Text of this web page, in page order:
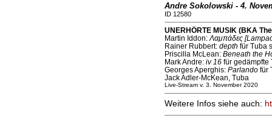
Andre Sokolowski - 4.
ID 12580
UNERHÖRTE MUSIK (BKA
Martin Iddon: Λαμπάδες
Rainer Rubbert: depth für Tuba
Priscilla McLean: Beneath the
Mark Andre: iv 16für gedämpfte
Georges Aperghis: Parlandofür
Jack Adler-McKean, Tuba
Live-Stream v. 3. November 2020
Weitere Infos siehe auch: